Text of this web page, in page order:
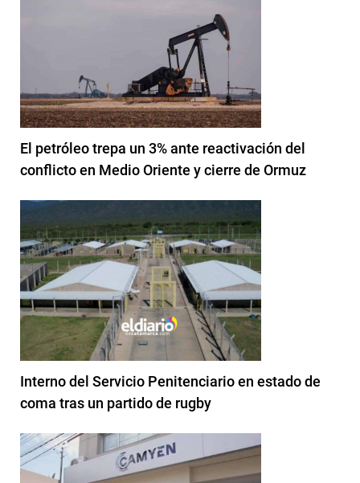
El petróleo trepa un 3% ante reactivación del
conflicto en Medio Oriente y cierre de Ormuz
Interno del Servicio Penitenciario en estado de
coma tras un partido de rugby